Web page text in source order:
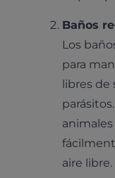
Baños
Los
para
libres de
aire libre.